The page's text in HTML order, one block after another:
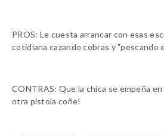
PROS: Le cuesta arrancar con esas
cotidiana cazando cobras y "pescando
CONTRAS: Que la chica se empeña
otra pistola coñe!